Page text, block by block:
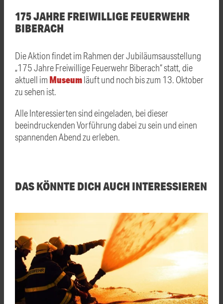
175 JAHRE FREIWILLIGE FEUERWEHR
BIBERACH
Die Aktion findet im Rahmen der Jubiläumsausstellung
„175 Jahre Freiwillige Feuerwehr Biberach“ statt, die
aktuell im Museumläuft und noch bis zum 13. Oktober
zu sehen ist.
Alle Interessierten sind eingeladen, bei dieser
beeindruckenden Vorführung dabei zu sein und einen
spannenden Abend zu erleben.
DAS KÖNNTE DICH AUCH INTERESSIEREN